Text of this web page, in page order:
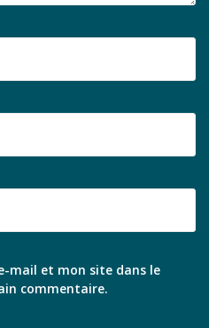
mail et mon site dans le
commentaire.